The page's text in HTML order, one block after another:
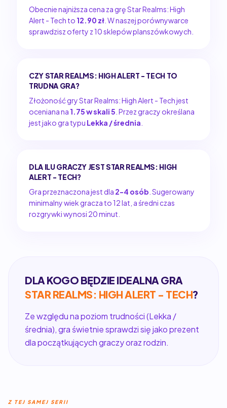
Obecnie najniższa cena za grę Star Realms: High
Alert - Tech to 12.90 zł . W naszej porównywarce
sprawdzisz oferty z 10 sklepów planszówkowych.
CZY STAR REALMS: HIGH ALERT - TECH TO
TRUDNA GRA?
Złożoność gry Star Realms: High Alert - Tech jest
oceniana na 1.75 w skali 5 . Przez graczy określana
jest jako gra typu Lekka / średnia
DLA ILU GRACZY JEST STAR REALMS: HIGH
ALERT - TECH?
Gra przeznaczona jest dla 2-4 osób . Sugerowany
minimalny wiek gracza to 12 lat, a średni czas
rozgrywki wynosi 20 minut.
DLA KOGO BĘDZIE IDEALNA GRA
STAR REALMS: HIGH ALERT - TECH?
Ze względu na poziom trudności (Lekka /
średnia), gra świetnie sprawdzi się jako prezent
dla początkujących graczy oraz rodzin.
Z TEJ SAMEJ SERII